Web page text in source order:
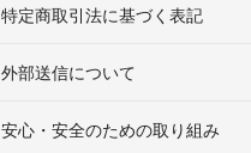
特定商取引法に基づく表記
外部送信について
安心・安全のための取り組み